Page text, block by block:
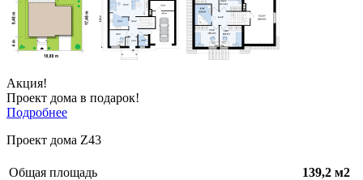
Акция!
Проект дома в подарок!
Подробнее
Проект дома Z43
Общая площадь 139,2м2